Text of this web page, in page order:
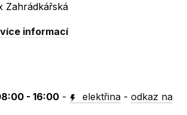
Zahrádkářská
informací
- 16:00 - elektřina -odkaz na